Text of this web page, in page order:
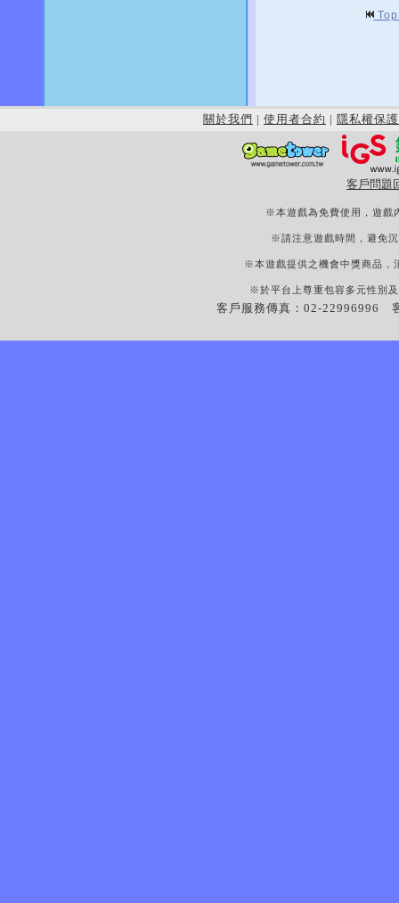
關於我們 | 使用者合約 | 隱私權保護
客戶問題
※本遊戲為免費使用，遊戲
※請注意遊戲時間，避免
※本遊戲提供之機會中獎商品，
※於平台上尊重包容多元性別
客戶服務傳真：02-22996996